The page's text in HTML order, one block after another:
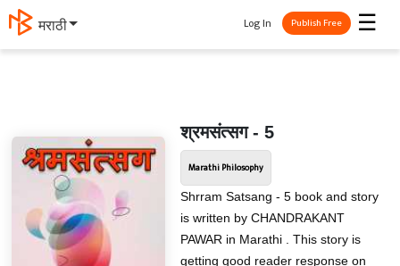
मराठी ☰
Log In Publish Free
श्रमसंत्सग - 5
Marathi Philosophy
Shrram Satsang - 5 book and story
is written by CHANDRAKANT
PAWAR in Marathi . This story is
getting good reader response on